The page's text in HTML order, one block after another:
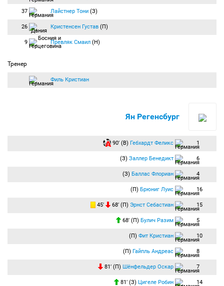
37 Лайстнер Тони (З)
26 Кристенсен Густав (П)
9 Превляк Смаил (Н)
Тренер
Филь Кристиан
Ян Регенсбург
90′ (В) Гебхардт Феликс 1
(З) Заллер Бенедикт 6
(З) Баллас Флориан 4
(П) Брюниг Луис 16
45′ 68′ (П) Эрнст Себастиан 15
68′ (П) Булич Разим 5
(П) Фит Кристиан 10
(П) Гайпль Андреас 8
81′ (П) Шёнфельдер Оскар 7
81′ (З) Цигеле Робин 14